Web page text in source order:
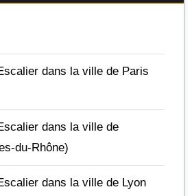
dans la ville de Paris
dans la ville de
du-Rhône)
dans la ville de Lyon